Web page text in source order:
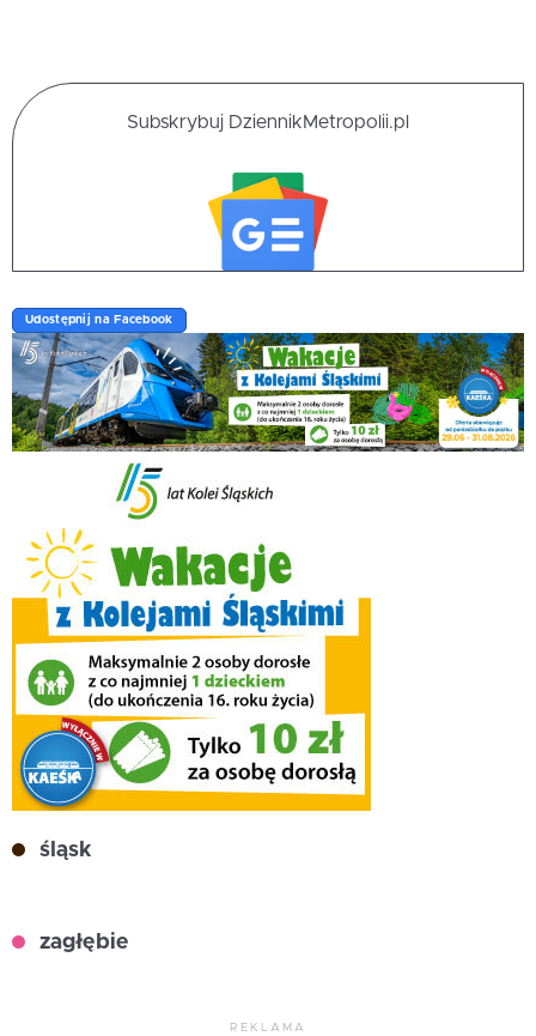
Subskrybuj DziennikMetropolii.pl
Udostępnij na Facebook
śląsk
zagłębie
REKLAMA